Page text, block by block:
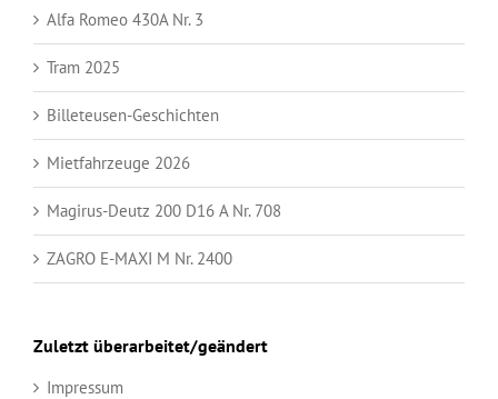
Alfa Romeo 430A Nr. 3
Tram 2025
Billeteusen-Geschichten
Mietfahrzeuge 2026
Magirus-Deutz 200 D16 A Nr. 708
ZAGRO E-MAXI M Nr. 2400
Zuletzt überarbeitet/geändert
Impressum